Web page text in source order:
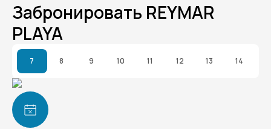
Забронировать REYMAR
PLAYA
7 8 9 10 11 12 13 14